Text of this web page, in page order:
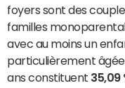
foyers sont des
familles
avec au moins un
particulièrement
ans constituent 35,09